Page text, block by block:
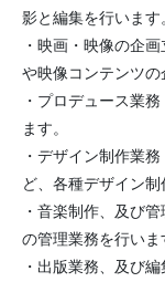
影と編集を行います
・映画・映像の企
や映像コンテンツの
・プロデュース業
ます。
・デザイン制作業
ど、各種デザイン制
・音楽制作、及び
の管理業務を行いま
・出版業務、及び